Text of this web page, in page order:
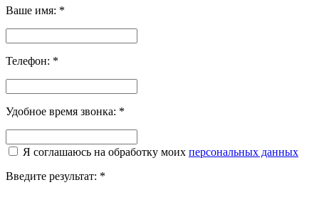
Ваше имя: *
Телефон: *
Удобное время звонка: *
Я соглашаюсь на обработку моих персональных данных
Введите результат: *